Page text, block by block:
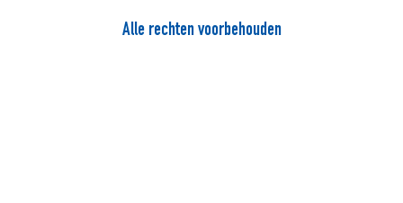
Alle rechten voorbehouden